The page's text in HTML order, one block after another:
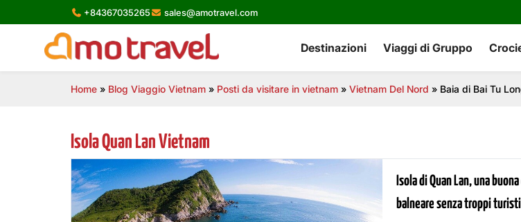
+84367035265 sales@amotravel.com
Destinazioni Viaggi di Gruppo
Home » Blog Viaggio Vietnam » Posti da visitare in vietnam » Vietnam Del Nord » Baia di Bai Tu
Isola Quan Lan Vietnam
Isola di Quan Lan, una
balneare senza troppi turisti